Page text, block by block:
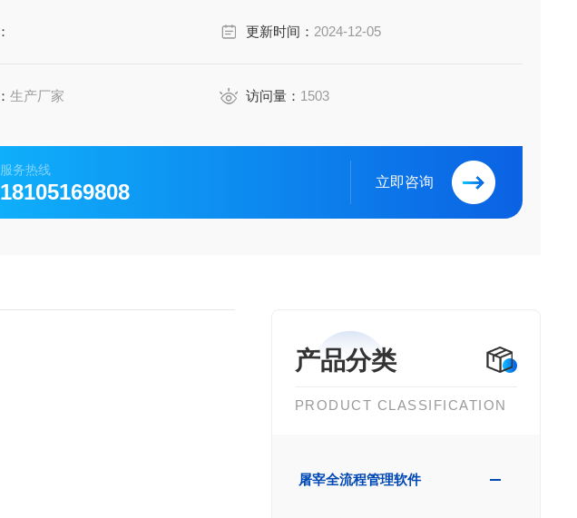
更新时间： 2024-12-05
生产厂家 访问量： 1503
服务热线
18105169808 立即咨询
产品分类
PRODUCT CLASSIFICATION
屠宰全流程管理软件